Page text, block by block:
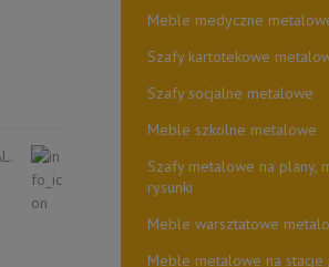
Meble medyczne
Szafy kartotekowe
Szafy socjalne metalowe
Meble szkolne metalowe
Szafy metalowe na plany,
rysunki
Meble warsztatowe
Meble metalowe na stacje